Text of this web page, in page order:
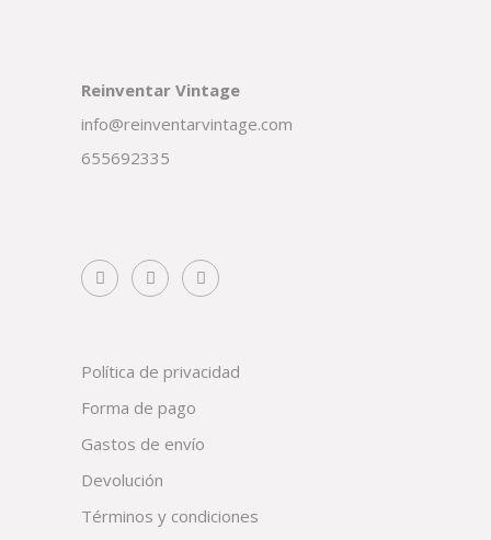
Reinventar Vintage
info@reinventarvintage.com
655692335
Política de privacidad
Forma de pago
Gastos de envío
Devolución
Términos y condiciones